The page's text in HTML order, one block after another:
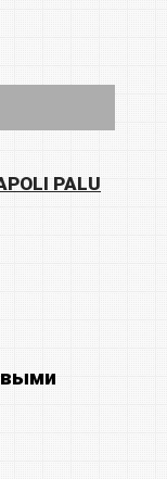
PALU